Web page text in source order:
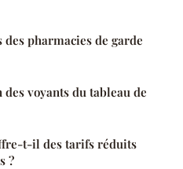
pharmacies de garde
voyants du tableau de
t-il des tarifs réduits
?